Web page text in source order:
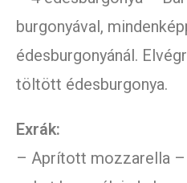
burgonyával,
édesburgonyánál.
töltött édesburgonya.
Exrák:
– Aprított mozzarella